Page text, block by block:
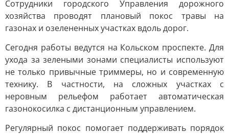
Сотрудники городского Управления дорожного
хозяйства проводят плановый покос травы на
газонах и озелененных участках вдоль дорог.
Сегодня работы ведутся на Кольском проспекте. Для
ухода за зелеными зонами специалисты используют
не только привычные триммеры, но и современную
технику. В частности, на сложных участках с
неровным рельефом работает автоматическая
газонокосилка с дистанционным управлением.
Регулярный покос помогает поддерживать порядок